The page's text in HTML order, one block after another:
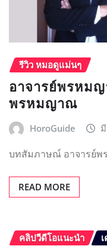
รีวิว หมอดูแม่นๆ
อาจารย์พรหม
พรหมญาณ
HoroGuide
บทสัมภาษณ์ อาจารย์พ
READ MORE
คลิปวีดีโอแนะนำ